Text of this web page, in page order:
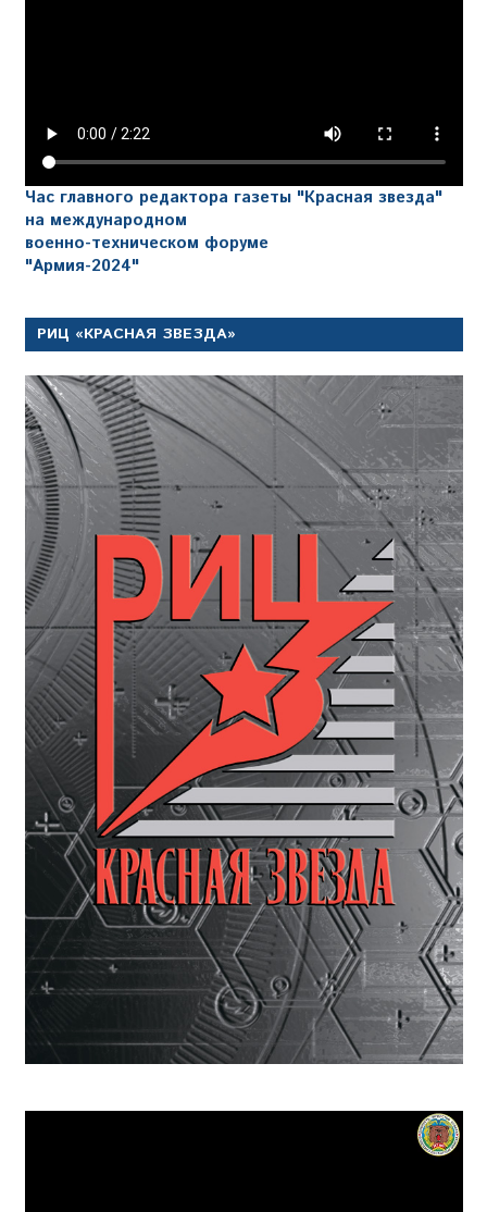
Час главного редактора газеты "Красная звезда"
на международном
военно-техническом форуме
"Армия-2024"
РИЦ «КРАСНАЯ ЗВЕЗДА»